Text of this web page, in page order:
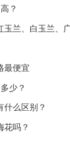
？
玉兰、白玉兰、
最便宜
少？
什么区别？
花吗？